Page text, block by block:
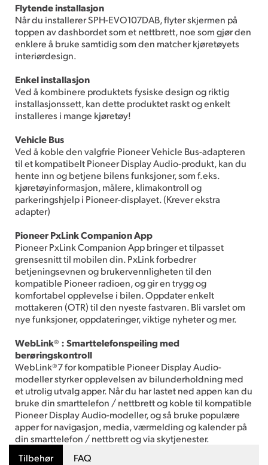
Flytende installasjon
Når du installerer SPH-EVO107DAB, flyter skjermen på
toppen av dashbordet som et nettbrett, noe som gjør den
enklere å bruke samtidig som den matcher kjøretøyets
interiørdesign.
Enkel installasjon
Ved å kombinere produktets fysiske design og riktig
installasjonssett, kan dette produktet raskt og enkelt
installeres i mange kjøretøy!
Vehicle Bus
Ved å koble den valgfrie Pioneer Vehicle Bus-adapteren
til et kompatibelt Pioneer Display Audio-produkt, kan du
hente inn og betjene bilens funksjoner, som f.eks.
kjøretøyinformasjon, målere, klimakontroll og
parkeringshjelp i Pioneer-displayet. (Krever ekstra
adapter)
Pioneer PxLink Companion App
Pioneer PxLink Companion App bringer et tilpasset
grensesnitt til mobilen din. PxLink forbedrer
betjeningsevnen og brukervennligheten til den
kompatible Pioneer radioen, og gir en trygg og
komfortabel opplevelse i bilen. Oppdater enkelt
mottakeren (OTR) til den nyeste fastvaren. Bli varslet om
nye funksjoner, oppdateringer, viktige nyheter og mer.
WebLink® : Smarttelefonspeiling med
berøringskontroll
WebLink®7 for kompatible Pioneer Display Audio-
modeller styrker opplevelsen av bilunderholdning med
et utrolig utvalg apper. Når du har lastet ned appen kan du
bruke din smarttelefon / nettbrett og koble til kompatible
Pioneer Display Audio-modeller, og så bruke populære
apper for navigasjon, media, værmelding og kalender på
din smarttelefon / nettbrett og via skytjenester.
Tilbehør
FAQ